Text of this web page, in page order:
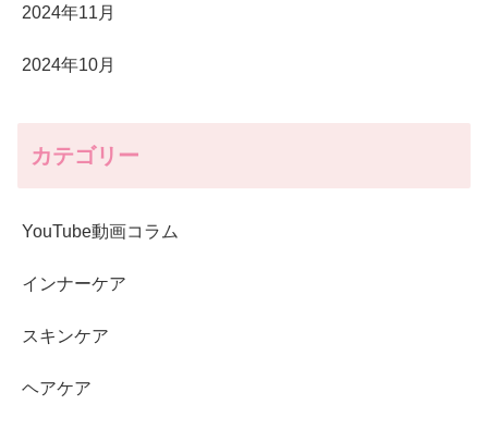
2024年11月
2024年10月
カテゴリー
YouTube動画コラム
インナーケア
スキンケア
ヘアケア